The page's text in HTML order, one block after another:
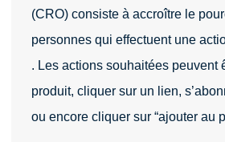
(CRO) consiste à accroître le
personnes qui effectuent une
. Les actions souhaitées peuvent
produit, cliquer sur un lien,
ou encore cliquer sur “ajouter au